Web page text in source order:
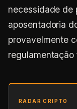
necessidade de
aposentadoria
provavelmente
RADAR CRIPTO